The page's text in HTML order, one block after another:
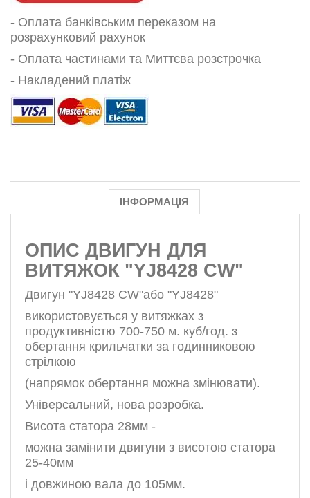
- Оплата банківським переказом на
розрахунковий рахунок
- Оплата частинами та Миттєва розстрочка
- Накладений платіж
ІНФОРМАЦІЯ
ОПИС ДВИГУН ДЛЯ
ВИТЯЖОК "YJ8428 CW"
Двигун "YJ8428 СW"або "YJ8428"
використовується у витяжках з
продуктивністю 700-750 м. куб/год. з
обертання крильчатки за годинниковою
стрілкою
(напрямок обертання можна змінювати).
Універсальний, нова розробка.
Висота статора 28мм -
можна замінити двигуни з висотою статора
25-40мм
і довжиною вала до 105мм.